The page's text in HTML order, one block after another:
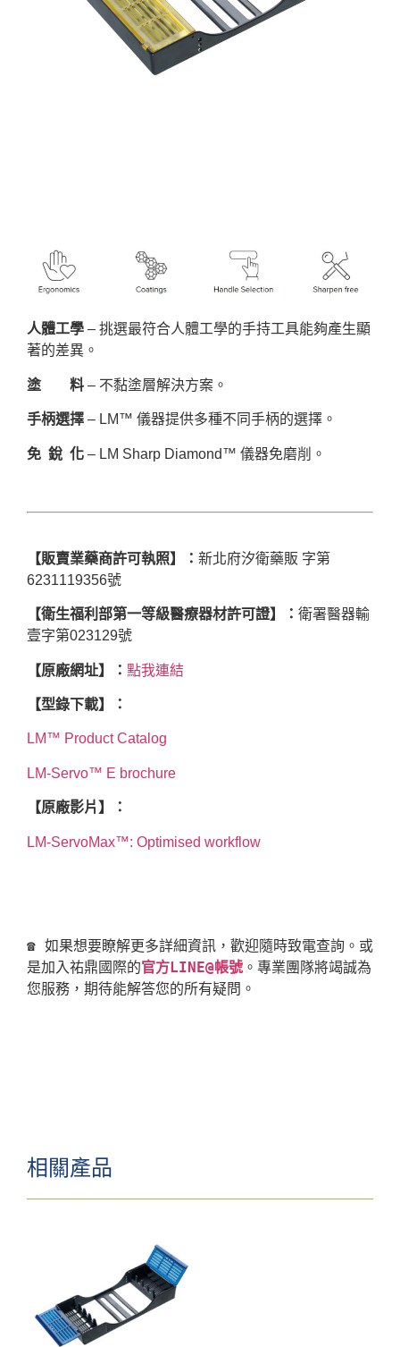
人體工學 – 挑選最符合人體工學的手持工具能夠產生顯
著的差異。
塗 料 – 不黏塗層解決方案。
手柄選擇 – LM™ 儀器提供多種不同手柄的選擇。
免 銳 化 – LM Sharp Diamond™ 儀器免磨削。
【販賣業藥商許可執照】： 新北府汐衛藥販 字第
6231119356號
【衛生福利部第一等級醫療器材許可證】： 衛署醫器輸
壹字第023129號
【原廠網址】： 點我連結
【型錄下載】：
LM™ Product Catalog
LM-Servo™ E brochure
【原廠影片】：
LM-ServoMax™: Optimised workflow
☎ 如果想要瞭解更多詳細資訊，歡迎隨時致電查詢。或
是加入祐鼎國際的官方LINE@帳號 。專業團隊將竭誠為
相關產品